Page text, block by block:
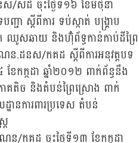
/សដ ចុះថ្ងៃទី១៦ ខែមិថុនា
ជា ស្តីពីការ ទប់ស្កាត់ បង្គ្រាប
ឈូសឆាយ និងហ៊ុំព័ទ្ធកាន់កាប់ដីព្រៃ
.ដនស/កគដ ស្តីពីការអនុវត្តបទ
កក្កដា ឆ្នាំ២០១២ ពាក់ព័ន្ធនឹង
តិច និងតំបន់ព្រៃស្រោង ពាក់
នការពារប្រទេស តំបន់
កគដ ចុះថ្ងៃទី១៣ ខែកក្កដា